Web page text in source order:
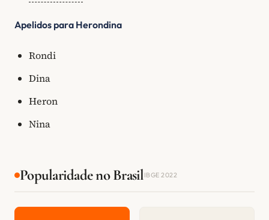
Apelidos para Herondina
Rondi
Dina
Heron
Nina
Popularidade no BrasilIBGE 2022